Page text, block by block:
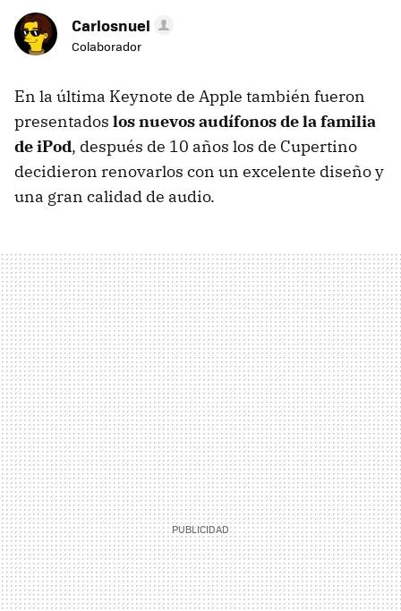
Carlosnuel
Colaborador
En la última Keynote de Apple también fueron
presentados los nuevos audífonos de la familia
de iPod, después de 10 años los de Cupertino
decidieron renovarlos con un excelente diseño y
una gran calidad de audio.